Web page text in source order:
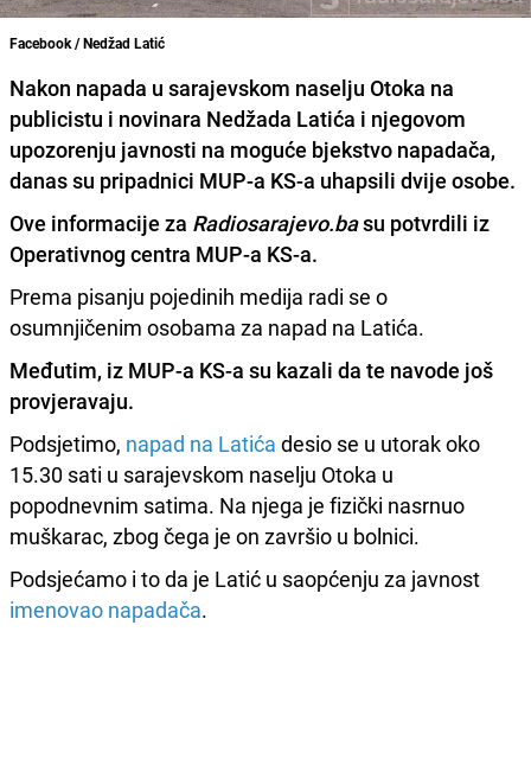
Facebook / Nedžad Latić
Nakon napada u sarajevskom naselju Otoka na
publicistu i novinara Nedžada Latića i njegovom
upozorenju javnosti na moguće bjekstvo napadača,
danas su pripadnici MUP-a KS-a uhapsili dvije osobe.
Ove informacije za Radiosarajevo.basu potvrdili iz
Operativnog centra MUP-a KS-a.
Prema pisanju pojedinih medija radi se o
osumnjičenim osobama za napad na Latića.
Međutim, iz MUP-a KS-a su kazali da te navode još
provjeravaju.
Podsjetimo, napad na Latića desio se u utorak oko
15.30 sati u sarajevskom naselju Otoka u
popodnevnim satima. Na njega je fizički nasrnuo
muškarac, zbog čega je on završio u bolnici.
Podsjećamo i to da je Latić u saopćenju za javnost
imenovao napadača.